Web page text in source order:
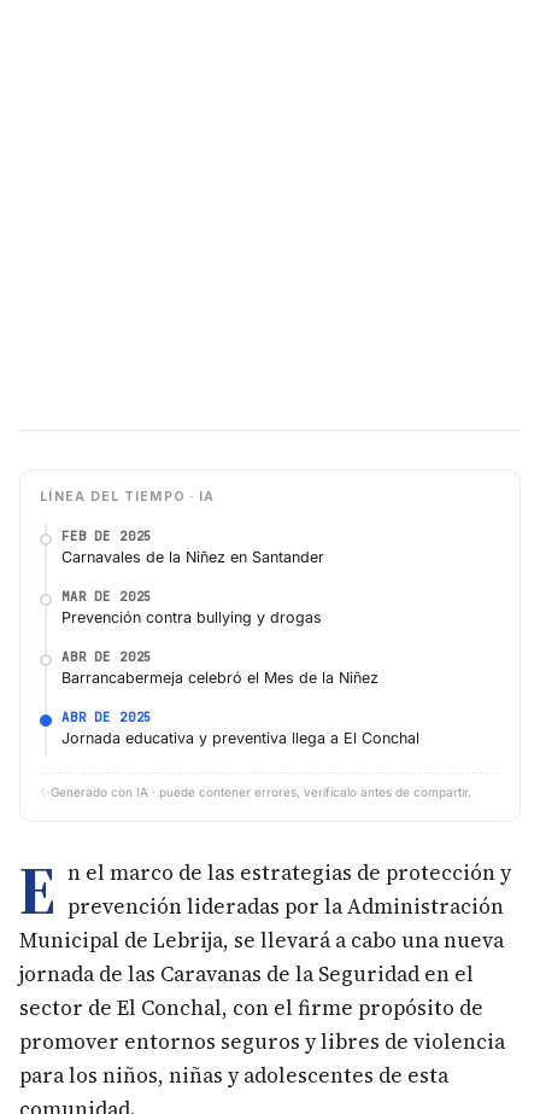
LÍNEA DEL TIEMPO · IA
FEB DE 2025
Carnavales de la Niñez en Santander
MAR DE 2025
Prevención contra bullying y drogas
ABR DE 2025
Barrancabermeja celebró el Mes de la Niñez
ABR DE 2025
Jornada educativa y preventiva llega a El Conchal
✨ Generado con IA · puede contener errores, verifícalo antes de compartir.
E n el marco de las estrategias de protección y
prevención lideradas por la Administración
Municipal de Lebrija, se llevará a cabo una nueva
jornada de las Caravanas de la Seguridad en el
sector de El Conchal, con el firme propósito de
promover entornos seguros y libres de violencia
para los niños, niñas y adolescentes de esta